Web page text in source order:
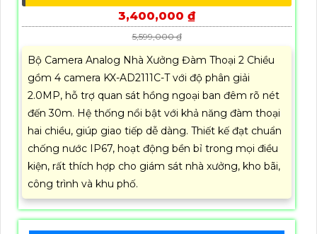
3,400,000 ₫
5,599,000 ₫
Bộ Camera Analog Nhà Xưởng Đàm Thoại 2 Chiều
gồm 4 camera KX-AD2111C-T với độ phân giải
2.0MP, hỗ trợ quan sát hồng ngoại ban đêm rõ nét
đến 30m. Hệ thống nổi bật với khả năng đàm thoại
hai chiều, giúp giao tiếp dễ dàng. Thiết kế đạt chuẩn
chống nước IP67, hoạt động bền bỉ trong mọi điều
kiện, rất thích hợp cho giám sát nhà xưởng, kho bãi,
công trình và khu phố.